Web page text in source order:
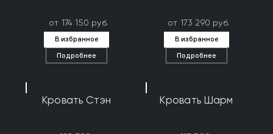
от 174 150 руб.
В избранное
Подробнее
от 173 290 руб.
В избранное
Подробнее
Кровать Стэн Кровать Шарм